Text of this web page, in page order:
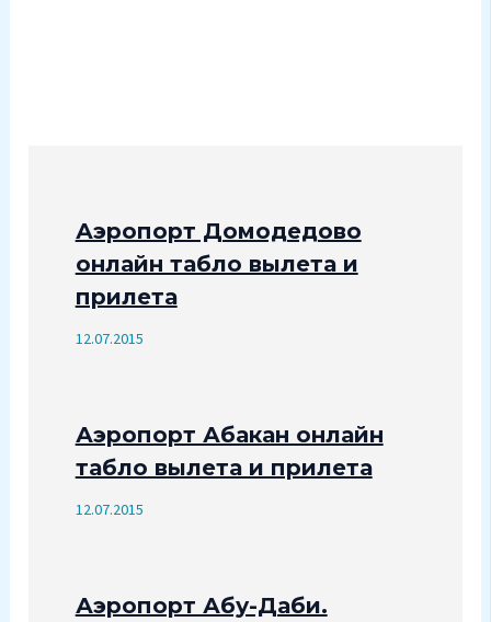
Аэропорт Домодедово
онлайн табло вылета и
прилета
12.07.2015
Аэропорт Абакан онлайн
табло вылета и прилета
12.07.2015
Аэропорт Абу-Даби.